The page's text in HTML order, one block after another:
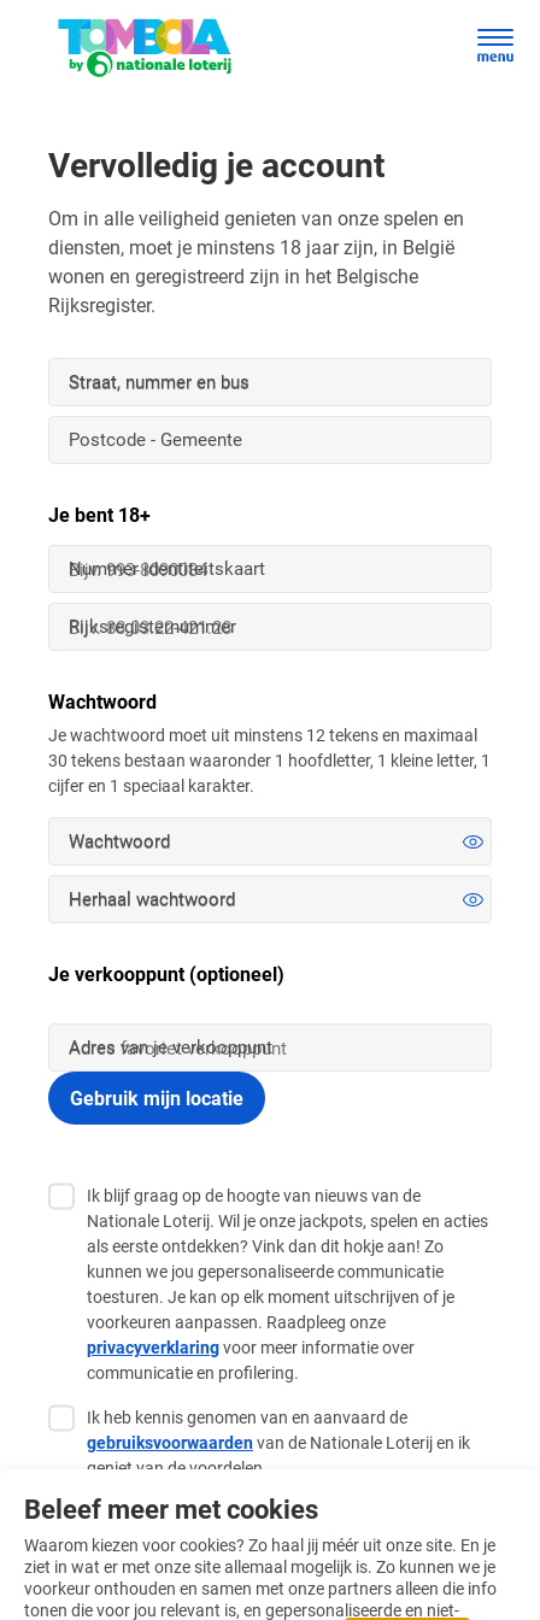
Vervolledig je account
Om in alle veiligheid genieten van onze spelen en
diensten, moet je minstens 18 jaar zijn, in België
wonen en geregistreerd zijn in het Belgische
Rijksregister.
Straat, nummer en bus
Postcode - Gemeente
Je bent 18+
Nummer identiteitskaart
Rijksregisternummer
Wachtwoord
Je wachtwoord moet uit minstens 12 tekens en maximaal
30 tekens bestaan waaronder 1 hoofdletter, 1 kleine letter, 1
cijfer en 1 speciaal karakter.
Wachtwoord
Herhaal wachtwoord
Je verkooppunt (optioneel)
Adres van je verkooppunt
Gebruik mijn locatie
Ik blijf graag op de hoogte van nieuws van de
Nationale Loterij. Wil je onze jackpots, spelen en acties
als eerste ontdekken? Vink dan dit hokje aan! Zo
kunnen we jou gepersonaliseerde communicatie
toesturen. Je kan op elk moment uitschrijven of je
voorkeuren aanpassen. Raadpleeg onze
privacyverklaringvoor meer informatie over
communicatie en profilering.
Ik heb kennis genomen van en aanvaard de
gebruiksvoorwaardenvan de Nationale Loterij en ik
geniet van de voordelen.
Registreer
Beleef meer met cookies
Waarom kiezen voor cookies? Zo haal jij méér uit onze site. En je
ziet in wat er met onze site allemaal mogelijk is. Zo kunnen we je
voorkeur onthouden en samen met onze partners alleen die info
tonen die voor jou relevant is, en gepersonaliseerde en niet-